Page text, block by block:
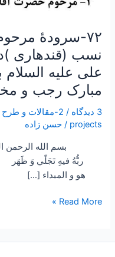
۷۲-سرودۀ
نسب (قندهاری
علی علیه
مبارک رجب و
3 دیدگاه /
projects
/حسن زاده
بسم الله الرحمن
ربُّهُ فيهِ تَجَلّي وَ
هو و المبداء […]
استقبال
مبارک
رجب
و
۱۳
رجب
Read More »